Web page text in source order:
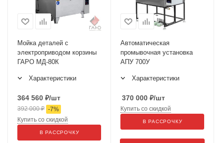
Мойка деталей с
электроприводом корзины
ГАРО МД-80К
Характеристики
364 560 ₽/шт
392 000₽ -7%
Купить со скидкой
В РАССРОЧКУ
Автоматическая
промывочная установка
АПУ 700У
Характеристики
370 000 ₽/шт
Купить со скидкой
В РАССРОЧКУ